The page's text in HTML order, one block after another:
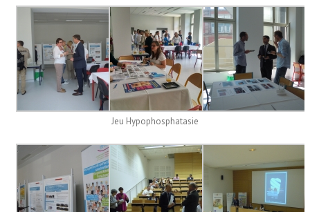
Jeu Hypophosphatasie